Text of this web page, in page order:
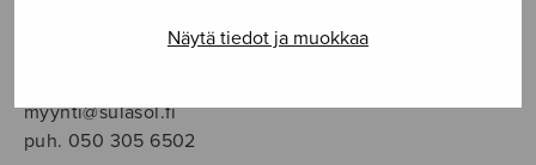
Näytä tiedot ja muokkaa
Tallberginkatu 1 B, 1,5 krs.
myynti@sulasol.fi
puh. 050 305 6502